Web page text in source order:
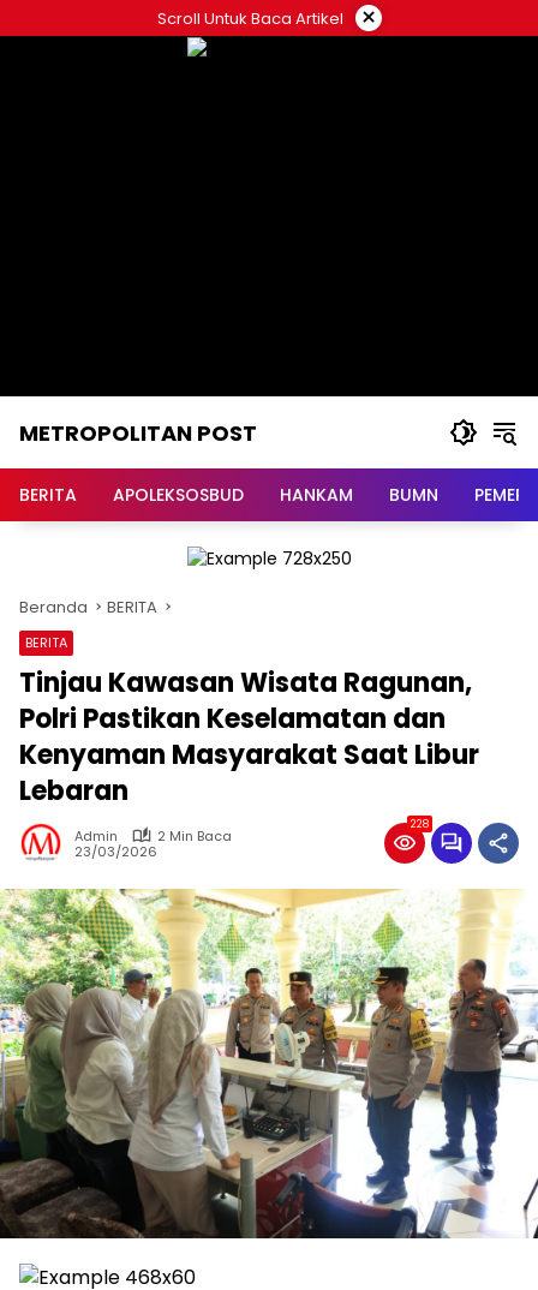
ke
Scroll Untuk Baca Artikel ×
METROPOLITAN POST
BERITA APOLEKSOSBUD HANKAM BUMN
Beranda BERITA
BERITA
Tinjau Kawasan Wisata Ragunan,
Polri Pastikan Keselamatan dan
Kenyaman Masyarakat Saat Libur
Lebaran
Admin
2 Min Baca
23/03/2026
228